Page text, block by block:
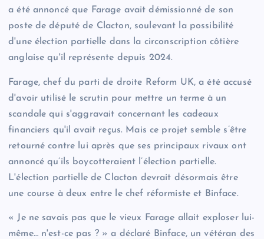
a été annoncé que Farage avait démissionné de son
poste de député de Clacton, soulevant la possibilité
d'une élection partielle dans la circonscription côtière
anglaise qu'il représente depuis 2024.
Farage, chef du parti de droite Reform UK, a été accusé
d'avoir utilisé le scrutin pour mettre un terme à un
scandale qui s'aggravait concernant les cadeaux
financiers qu'il avait reçus. Mais ce projet semble s’être
retourné contre lui après que ses principaux rivaux ont
annoncé qu’ils boycotteraient l’élection partielle.
L'élection partielle de Clacton devrait désormais être
une course à deux entre le chef réformiste et Binface.
« Je ne savais pas que le vieux Farage allait exploser lui-
même… n'est-ce pas ? » a déclaré Binface, un vétéran des